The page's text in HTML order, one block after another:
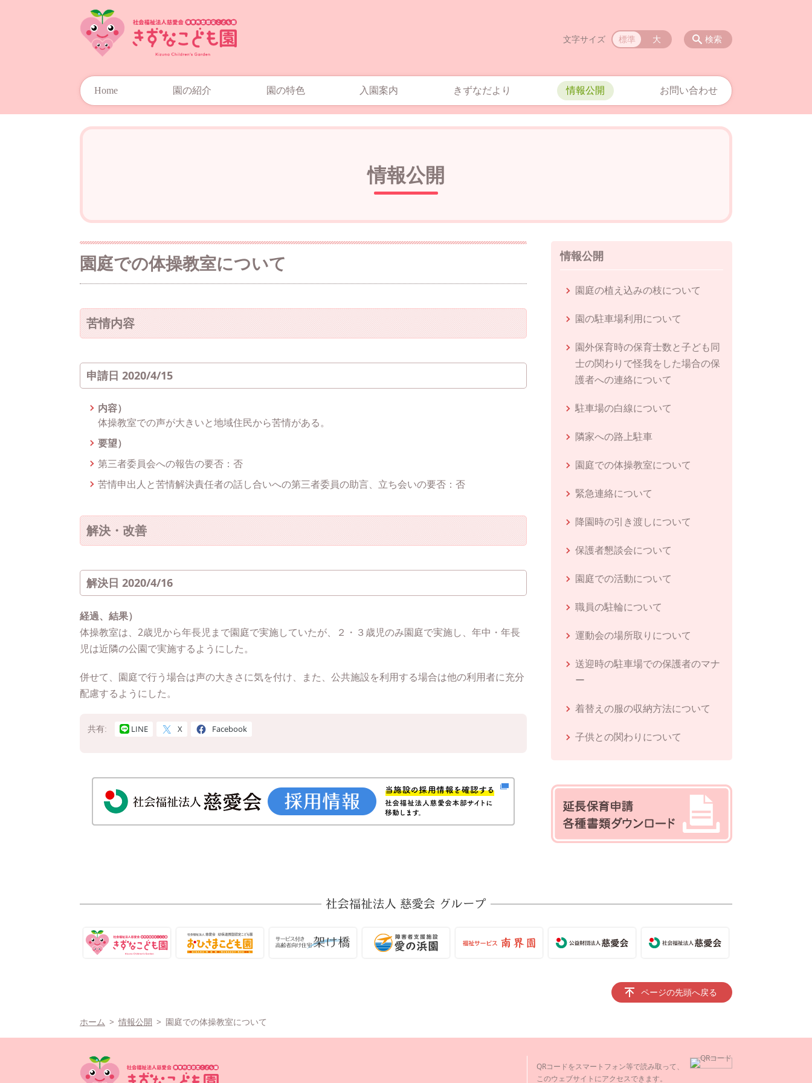
Home 園の紹介 園の特色 入園案内 きずなだより 情報公開 お問い合わせ
検索
文字サイズ 標準 大
情報公開
園庭での体操教室について
苦情内容
申請日 2020/4/15
内容）
体操教室での声が大きいと地域住民から苦情がある。
要望）
第三者委員会への報告の要否：否
苦情申出人と苦情解決責任者の話し合いへの第三者委員の助言、立ち会いの要否：否
解決・改善
解決日 2020/4/16
経過、結果）
体操教室は、2歳児から年長児まで園庭で実施していたが、２・３歳児のみ園庭で実施し、年中・年長
児は近隣の公園で実施するようにした。
併せて、園庭で行う場合は声の大きさに気を付け、また、公共施設を利用する場合は他の利用者に充分
配慮するようにした。
共有: LINE X Facebook
情報公開
園庭の植え込みの枝について
園の駐車場利用について
園外保育時の保育士数と子ども同
士の関わりで怪我をした場合の保
護者への連絡について
駐車場の白線について
隣家への路上駐車
園庭での体操教室について
緊急連絡について
降園時の引き渡しについて
保護者懇談会について
園庭での活動について
職員の駐輪について
運動会の場所取りについて
送迎時の駐車場での保護者のマナ
ー
着替えの服の収納方法について
子供との関わりについて
ページの先頭へ戻る
ホーム 情報公開 園庭での体操教室について
QRコードをスマートフォン等で読み取って、
このウェブサイトにアクセスできます。